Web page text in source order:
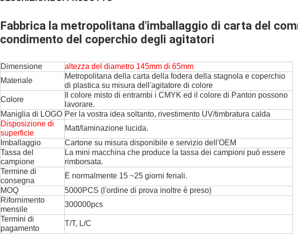
Fabbrica la metropolitana d'imballaggio di carta del
condimento del coperchio degli agitatori
Dimensione
altezza del diametro 145mm di 65mm
Materiale
Metropolitana della carta della fodera della stagnola e coperchio
di plastica su misura dell'agitatore di colore
Colore
Il colore misto di entrambi i CMYK ed il colore di Panton possono
lavorare.
Maniglia di LOGO Per la vostra idea soltanto, rivestimento UV/timbratura calda
Disposizione di
superficie
Matt/laminazione lucida.
Imballaggio
Cartone su misura disponibile e servizio dell'OEM
Tassa del
campione
La mini macchina che produce la tassa dei campioni può essere
rimborsata.
Termine di
consegna
È normalmente 15 ~25 giorni feriali.
MOQ
5000PCS (l'ordine di prova inoltre è preso)
Rifornimento
mensile
300000pcs
Termini di
pagamento
T/T, L/C